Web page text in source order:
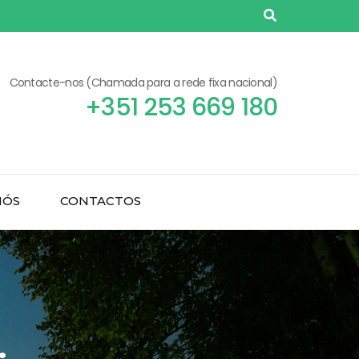
Contacte-nos (Chamada para a rede fixa nacional)
+351 253 669 180
CONTACTOS